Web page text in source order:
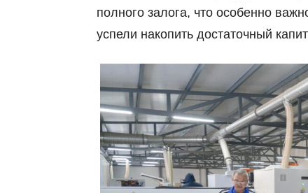
полного залога, что особенно
успели накопить достаточный